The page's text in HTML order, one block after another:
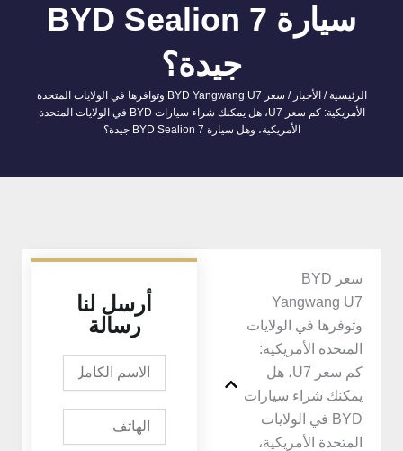
سيارة BYD Sealion 7
جيدة؟
الرئيسية/الأخبار
/ سعر BYD Yangwang U7 وتوافرها في الولايات المتحدة
الأمريكية: كم سعر U7، هل يمكنك شراء سيارات BYD في الولايات المتحدة
الأمريكية، وهل سيارة BYD Sealion 7 جيدة؟
سعر BYD
Yangwang U7
وتوفرها في الولايات
المتحدة الأمريكية:
كم سعر U7، هل
يمكنك شراء سيارات
BYD في الولايات
المتحدة الأمريكية،
أرسل لنا
رسالة